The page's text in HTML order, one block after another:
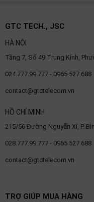
GTC TECH., JSC
HÀ NỘI
Tầng 7, Số 49 Trung Kính,
024.777.99.777 - 0965 527 688
contact@gtctelecom.vn
HỒ CHÍ MINH
215/56 Đường Nguyễn Xí, P.
028.777.99.777 - 0965 527 688
contact@gtctelecom.vn
TRỢ GIÚP MUA HÀNG